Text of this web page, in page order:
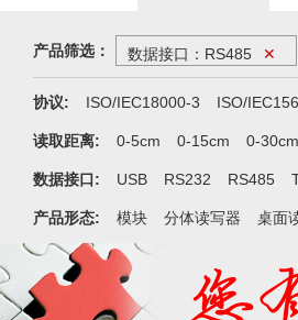
产品筛选： 数据接口：RS485 ✕
协议: ISO/IEC18000-3 ISO/
读取距离: 0-5cm 0-15cm 0-30cm
数据接口: USB RS232 RS485
产品形态: 模块 分体读写器 桌面